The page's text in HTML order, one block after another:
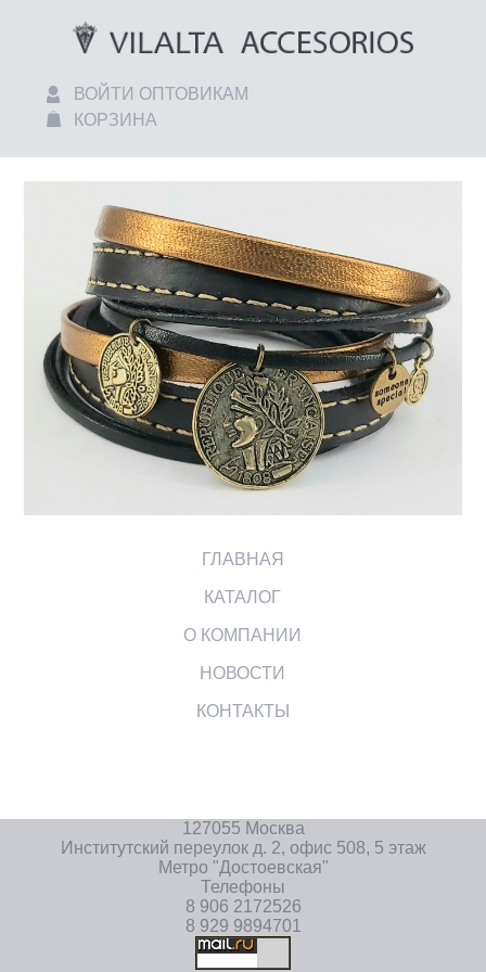
ВОЙТИ ОПТОВИКАМ
КОРЗИНА
ГЛАВНАЯ
КАТАЛОГ
О КОМПАНИИ
НОВОСТИ
КОНТАКТЫ
127055 Москва
Институтский переулок д. 2, офис 508, 5 этаж
Метро "Достоевская"
Телефоны
8 906 2172526
8 929 9894701